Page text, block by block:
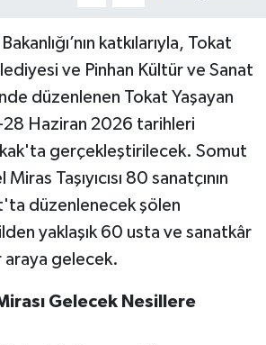
katkılarıyla, Tokat
ve Pinhan Kültür ve Sanat
düzenlenen Tokat Yaşayan
Haziran 2026 tarihleri
gerçekleştirilecek. Somut
Taşıyıcısı 80 sanatçının
düzenlenecek şölen
yaklaşık 60 usta ve sanatkâr
gelecek.
Gelecek Nesillere